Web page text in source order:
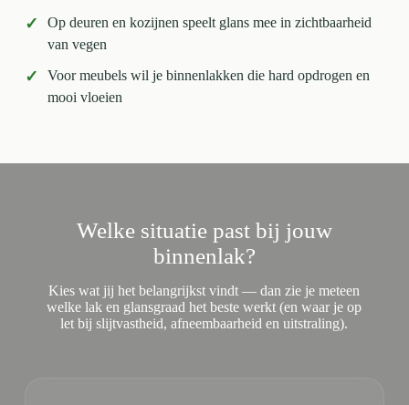
✓
Op deuren en kozijnen speelt glans mee in zichtbaarheid
van vegen
✓
Voor meubels wil je binnenlakken die hard opdrogen en
mooi vloeien
Welke situatie past bij jouw
binnenlak?
Kies wat jij het belangrijkst vindt — dan zie je meteen
welke lak en glansgraad het beste werkt (en waar je op
let bij slijtvastheid, afneembaarheid en uitstraling).